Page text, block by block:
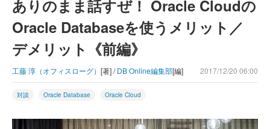
ありのまま話すぜ！ Oracle Cloudの
Oracle Databaseを使うメリット／
デメリット《前編》
工藤 淳（オフィスローグ） [著] /DB Online編集部[編] 2017/12/20 06:00
対談 Oracle Database Oracle Cloud